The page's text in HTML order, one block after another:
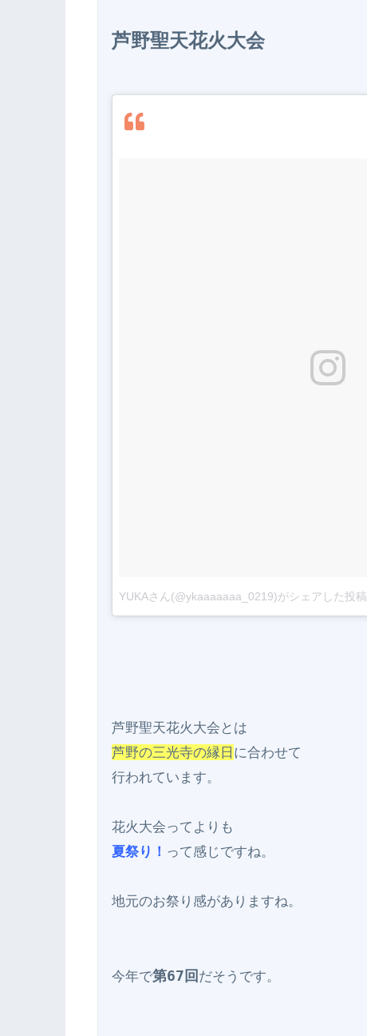
芦野聖天花火大会
YUKAさん(@ykaaaaaaa_0219)がシェアした投稿
芦野の三光寺の縁日 に合わせて
行われています。
夏祭り！ って感じですね。
地元のお祭り感がありますね。
今年で第67回だそうです。